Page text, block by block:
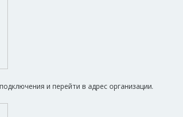
и перейти в адрес организации.